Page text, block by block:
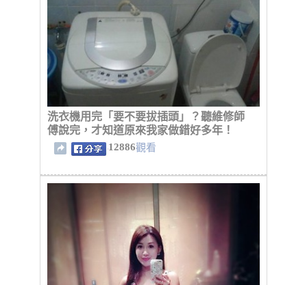
洗衣機用完「要不要拔插頭」？聽維修師
傅說完，才知道原來我家做錯好多年！
12886觀看